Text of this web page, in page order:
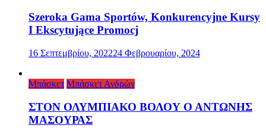
Szeroka Gama Sportów, Konkurencyjne Kursy
I Ekscytujące Promocj
16 Σεπτεμβρίου, 202224 Φεβρουαρίου, 2024
Μπάσκετ Μπάσκετ Ανδρών
ΣΤΟΝ ΟΛΥΜΠΙΑΚΟ ΒΟΛΟΥ Ο ΑΝΤΩΝΗΣ
ΜΑΣΟΥΡΑΣ